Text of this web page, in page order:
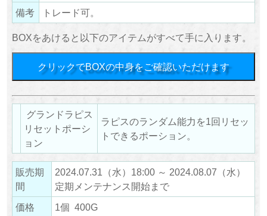
備考
トレード可。
BOXをあけると以下のアイテムがすべて手に入ります。
クリックでBOXの中身をご確認いただけます
グランドラピス
リセットポーシ
ョン
ラピスのランダム能力を1回リセッ
トできるポーション。
販売期
間
2024.07.31（水）18:00 ～ 2024.08.07（水）
定期メンテナンス開始まで
価格
1個 400G